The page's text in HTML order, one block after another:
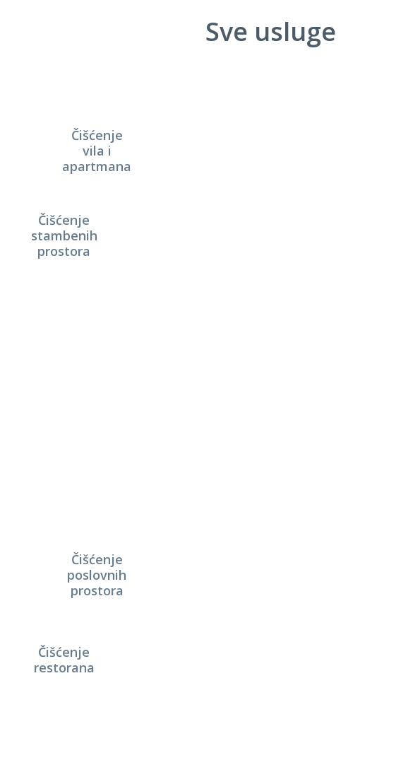
Sve usluge
Čišćenje
vila i
apartmana
Čišćenje
stambenih
prostora
Čišćenje
poslovnih
prostora
Čišćenje
restorana